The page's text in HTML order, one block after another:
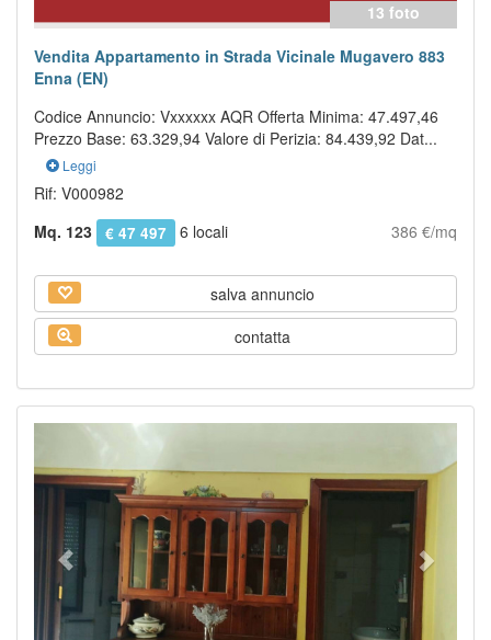
13 foto
Vendita Appartamento in Strada Vicinale Mugavero 883
Enna (EN)
Codice Annuncio: Vxxxxxx AQR Offerta Minima: 47.497,46
Prezzo Base: 63.329,94 Valore di Perizia: 84.439,92 Dat...
Leggi
Rif: V000982
Mq. 123
€ 47 497 6 locali 386 €/mq
salva annuncio
contatta
Previous